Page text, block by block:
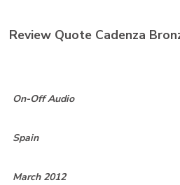
Review Quote Cadenza
On-Off Audio
Spain
March 2012